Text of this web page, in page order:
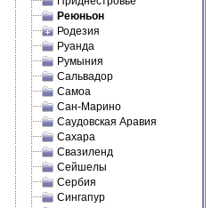
Реюньон
Родезия
Руанда
Румыния
Сальвадор
Самоа
Сан-Марино
Саудовская Аравия
Сахара
Свазиленд
Сейшелы
Сербия
Сингапур